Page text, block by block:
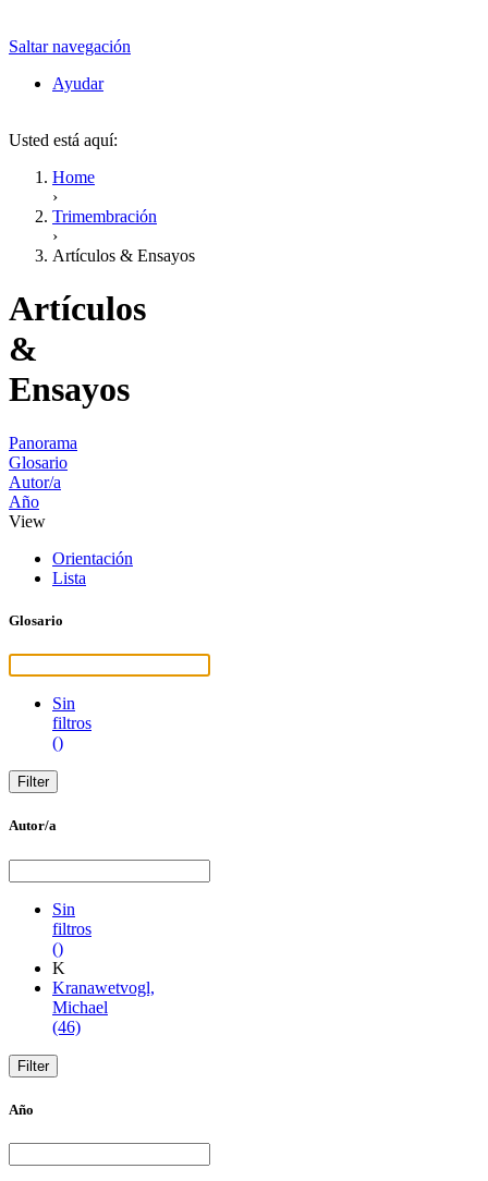
Saltar navegación
Ayudar
Usted está aquí:
Home
›
Trimembración
›
Artículos & Ensayos
Artículos
&
Ensayos
Panorama
Glosario
Autor/a
Año
View
Orientación
Lista
Glosario
Sin
filtros
()
Autor/a
Sin
filtros
()
K
Kranawetvogl,
Michael
(46)
Año